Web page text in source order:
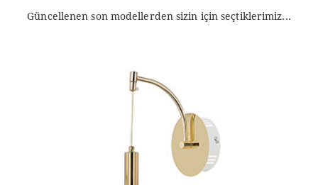
Güncellenen son modellerden sizin için seçtiklerimiz...